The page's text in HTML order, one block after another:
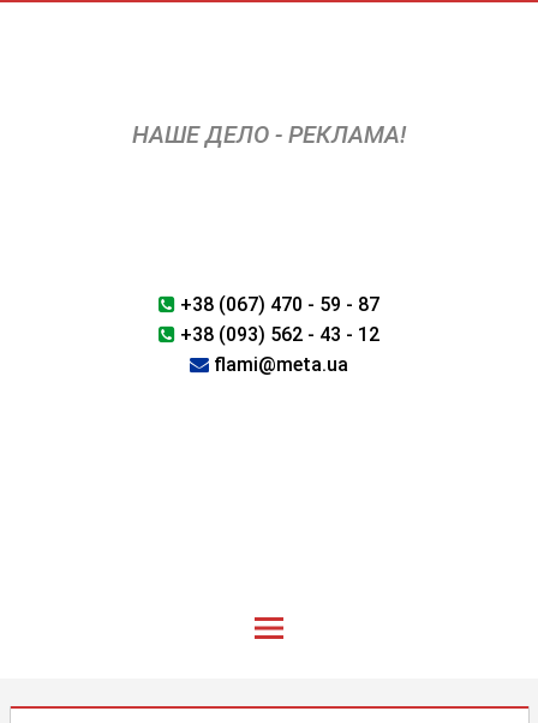
НАШЕ ДЕЛО - РЕКЛАМА!
+38 (067) 470 - 59 - 87
+38 (093) 562 - 43 - 12
flami@meta.ua